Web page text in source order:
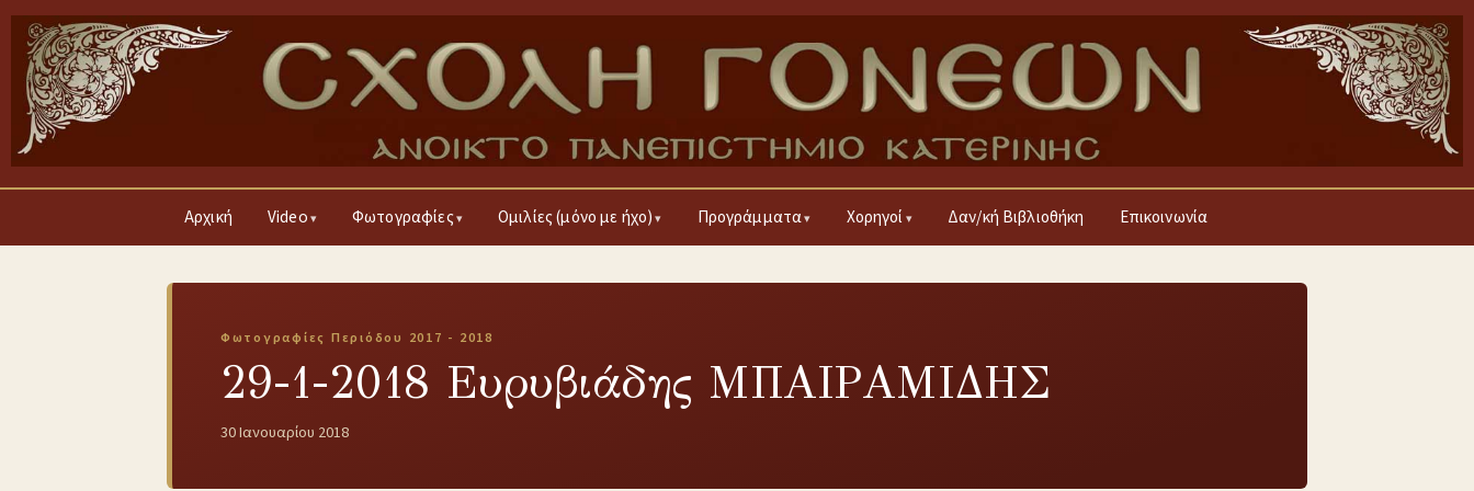
Αρχική Video Φωτογραφίες Ομιλίες (μόνο με ήχο) Προγράμματα Χορηγοί Δαν/κή Βιβλιοθήκη Επικοινωνία
Φωτογραφίες Περιόδου 2017 - 2018
29-1-2018 Eυρυβιάδης ΜΠΑΙΡΑΜΙΔΗΣ
30 Ιανουαρίου 2018